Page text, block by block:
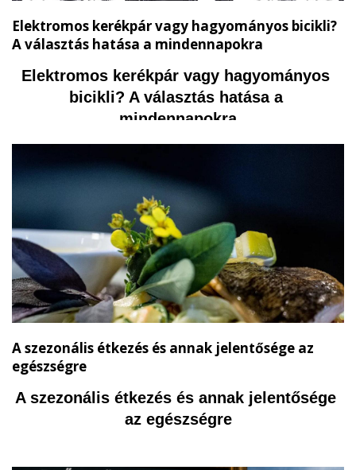
Elektromos kerékpár vagy hagyományos bicikli?
A választás hatása a mindennapokra
Elektromos kerékpár vagy hagyományos
bicikli? A választás hatása a
mindennapokra
A szezonális étkezés és annak jelentősége az
egészségre
A szezonális étkezés és annak jelentősége
az egészségre